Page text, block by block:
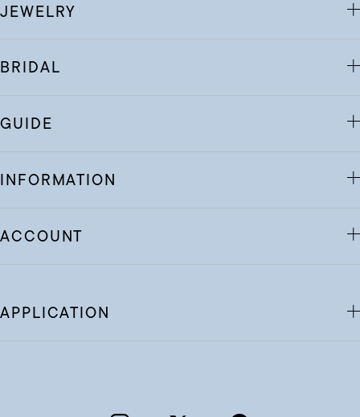
JEWELRY
BRIDAL
GUIDE
INFORMATION
ACCOUNT
APPLICATION